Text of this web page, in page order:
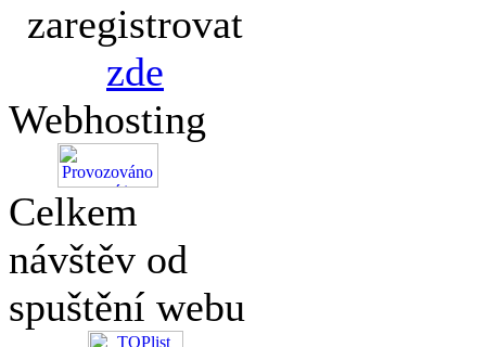
zaregistrovat
zde
Webhosting
Celkem
návštěv od
spuštění webu